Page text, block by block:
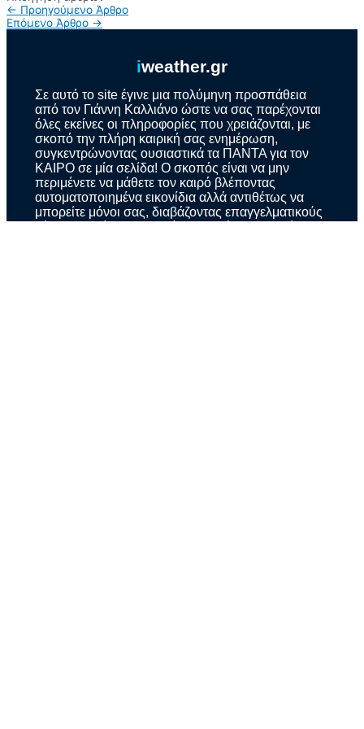
← Προηγούμενο Άρθρο
Επόμενο Άρθρο →
iweather.gr
Σε αυτό το site έγινε μια πολύμηνη προσπάθεια
από τον Γιάννη Καλλιάνο ώστε να σας παρέχονται
όλες εκείνες οι πληροφορίες που χρειάζονται, με
σκοπό την πλήρη καιρική σας ενημέρωση,
συγκεντρώνοντας ουσιαστικά τα ΠΑΝΤΑ για τον
ΚΑΙΡΟ σε μία σελίδα! Ο σκοπός είναι να μην
περιμένετε να μάθετε τον καιρό βλέποντας
αυτοματοποιημένα εικονίδια αλλά αντιθέτως να
μπορείτε μόνοι σας, διαβάζοντας επαγγελματικούς